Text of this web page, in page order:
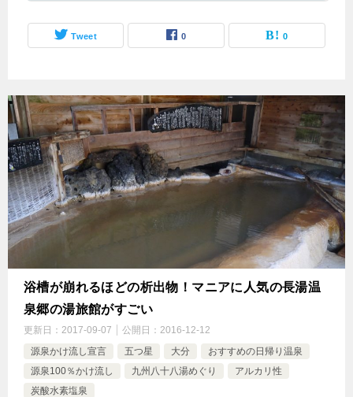
Tweet 0 0
浴槽が崩れるほどの析出物！マニアに人気の長湯温
泉郷の湯旅館がすごい
更新日： 2017-09-07 公開日： 2016-12-12
源泉かけ流し宣言
五つ星 大分
おすすめの日帰り温泉
源泉100％かけ流し
九州八十八湯めぐり
アルカリ性
炭酸水素塩泉